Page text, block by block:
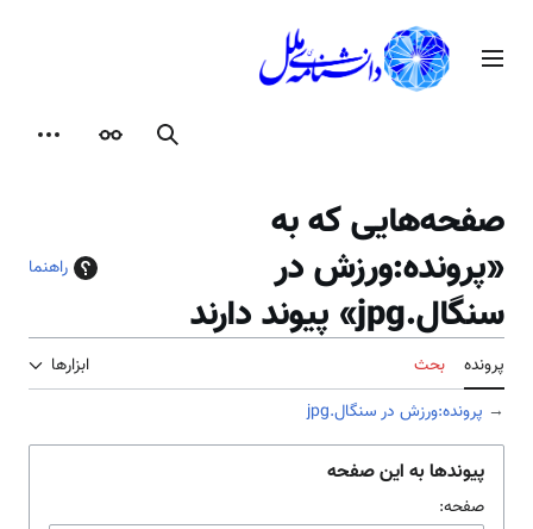
محتوامنوی اصلی
جستجوظاهر
صفحه‌هایی که به
«پرونده:ورزش در
سنگال.jpg» پیوند دارند
راهنما
پرونده بحث
ابزارها
→ پرونده:ورزش در سنگال.jpg
پیوندها به این صفحه
صفحه: